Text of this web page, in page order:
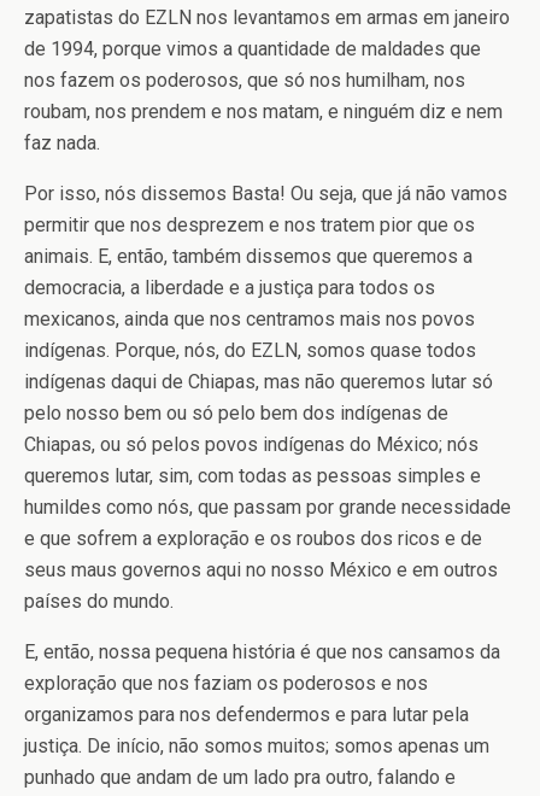
zapatistas do EZLN nos levantamos em armas em janeiro
de 1994, porque vimos a quantidade de maldades que
nos fazem os poderosos, que só nos humilham, nos
roubam, nos prendem e nos matam, e ninguém diz e nem
faz nada.
Por isso, nós dissemos Basta! Ou seja, que já não vamos
permitir que nos desprezem e nos tratem pior que os
animais. E, então, também dissemos que queremos a
democracia, a liberdade e a justiça para todos os
mexicanos, ainda que nos centramos mais nos povos
indígenas. Porque, nós, do EZLN, somos quase todos
indígenas daqui de Chiapas, mas não queremos lutar só
pelo nosso bem ou só pelo bem dos indígenas de
Chiapas, ou só pelos povos indígenas do México; nós
queremos lutar, sim, com todas as pessoas simples e
humildes como nós, que passam por grande necessidade
e que sofrem a exploração e os roubos dos ricos e de
seus maus governos aqui no nosso México e em outros
países do mundo.
E, então, nossa pequena história é que nos cansamos da
exploração que nos faziam os poderosos e nos
organizamos para nos defendermos e para lutar pela
justiça. De início, não somos muitos; somos apenas um
punhado que andam de um lado pra outro, falando e